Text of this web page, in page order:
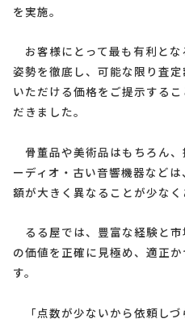
を実施。
お客様にとって最も有利と
姿勢を徹底し、可能な限り査
いただける価格をご提示する
だきました。
骨董品や美術品はもちろん
ーディオ・古い音響機器など
額が大きく異なることが少なく
るる屋では、豊富な経験と
の価値を正確に見極め、適正
す。
「点数が少ないから依頼しづ